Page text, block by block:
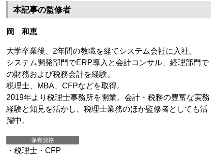
本記事の監修者
岡 和恵
大学卒業後、2年間の教職を経てシステム会社に入社。
システム開発部門でERP導入と会計コンサル、経理部門で
の財務および税務会計を経験。
税理士、MBA、CFPなどを取得。
2019年より税理士事務所を開業。会計・税務の豊富な実務
経験と知見を活かし、税理士業務のほか監修者としても活
躍中。
保有資格
・税理士・CFP